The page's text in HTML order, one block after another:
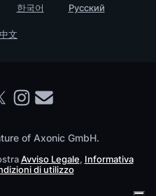
한국어 Русский
文
of Axonic GmbH.
Avviso Legale, Informativa
di utilizzo